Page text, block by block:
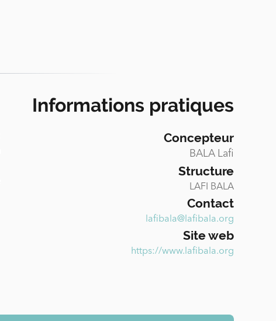
Informations pratiques
Concepteur
BALA Lafi
Structure
LAFI BALA
Contact
lafibala@lafibala.org
Site web
https://www.lafibala.org